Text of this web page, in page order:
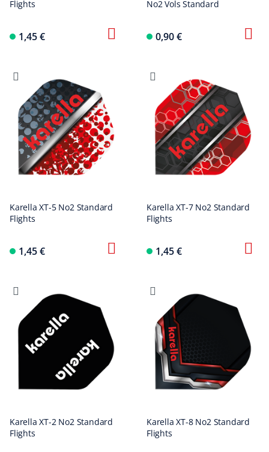
Flights
1,45 €
No2 Vols Standard
0,90 €
Karella XT-5 No2 Standard
Flights
1,45 €
Karella XT-7 No2 Standard
Flights
1,45 €
Karella XT-2 No2 Standard
Flights
Karella XT-8 No2 Standard
Flights